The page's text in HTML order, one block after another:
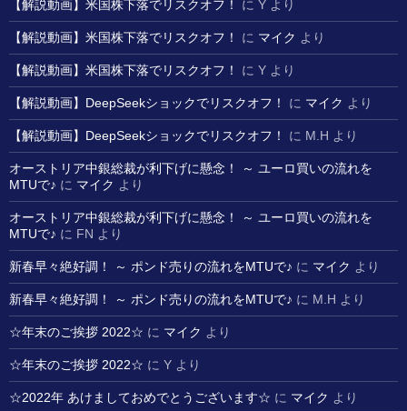
【解説動画】米国株下落でリスクオフ！ に Y より
【解説動画】米国株下落でリスクオフ！ に マイク より
【解説動画】米国株下落でリスクオフ！ に Y より
【解説動画】DeepSeekショックでリスクオフ！ に マイク より
【解説動画】DeepSeekショックでリスクオフ！ に M.H より
オーストリア中銀総裁が利下げに懸念！ ～ ユーロ買いの流れを
MTUで♪ に マイク より
オーストリア中銀総裁が利下げに懸念！ ～ ユーロ買いの流れを
MTUで♪ に FN より
新春早々絶好調！ ～ ポンド売りの流れをMTUで♪ に マイク より
新春早々絶好調！ ～ ポンド売りの流れをMTUで♪ に M.H より
☆年末のご挨拶 2022☆ に マイク より
☆年末のご挨拶 2022☆ に Y より
☆2022年 あけましておめでとうございます☆ に マイク より